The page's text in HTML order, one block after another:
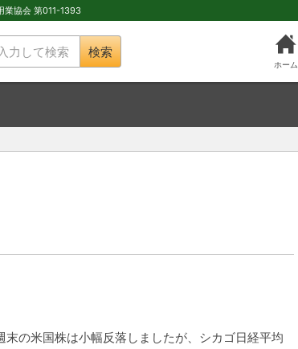
業協会 第011-1393
検索
ホーム
の米国株は小幅反落しましたが、シカゴ日経平均